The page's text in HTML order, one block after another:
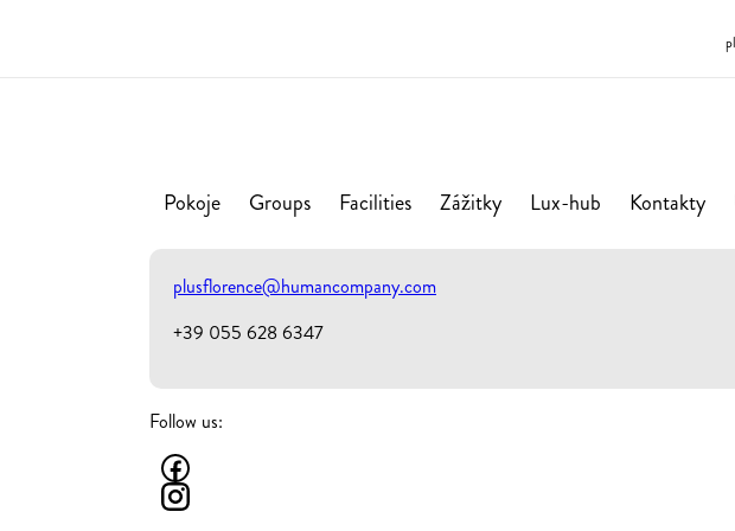
Pokoje Groups Facilities Zážitky Lux-hub Kontakty
plusflorence@humancompany.com
+39 055 628 6347
Follow us: